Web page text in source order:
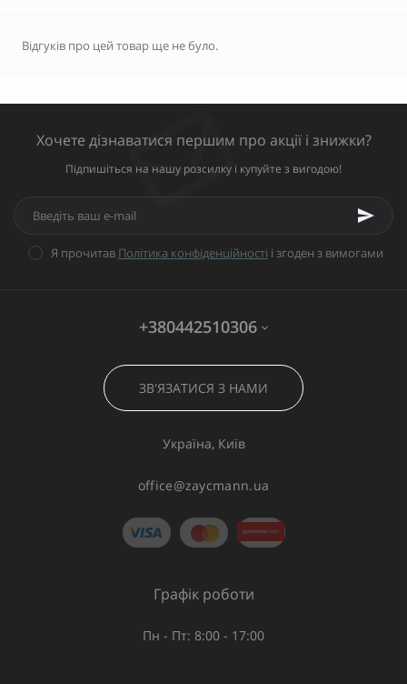
Відгуків про цей товар ще не було.
Хочете дізнаватися першим про акції і знижки?
Підпишіться на нашу розсилку і купуйте з вигодою!
Я прочитав Політика конфіденційності і згоден з вимогами
+380442510306
ЗВ'ЯЗАТИСЯ З НАМИ
Україна, Київ
office@zaycmann.ua
Графік роботи
Пн - Пт: 8:00 - 17:00